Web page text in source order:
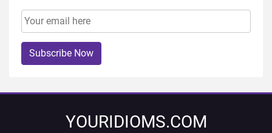
Subscribe Now
YOURIDIOMS.COM